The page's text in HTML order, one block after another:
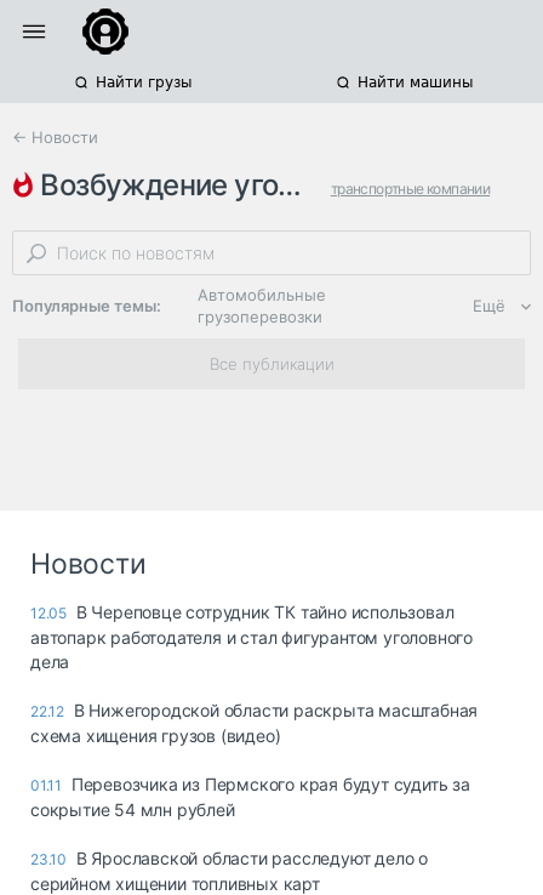
Найти грузы Найти машины
← Новости
возбуждение уголовного дела транспортные компании
волгоградская область ограбление
Популярные темы:
Автомобильные
грузоперевозки
Региональная
логистика
опасные грузы
Таможня и ВЭД
грузовые
терминалы
транспорт
Ещё
Все публикации
Новости
12.05 В Череповце сотрудник ТК тайно использовал
автопарк работодателя и стал фигурантом уголовного
дела
22.12 В Нижегородской области раскрыта масштабная
схема хищения грузов (видео)
01.11
Перевозчика из Пермского края будут судить за
сокрытие 54 млн рублей
23.10
В Ярославской области расследуют дело о
серийном хищении топливных карт